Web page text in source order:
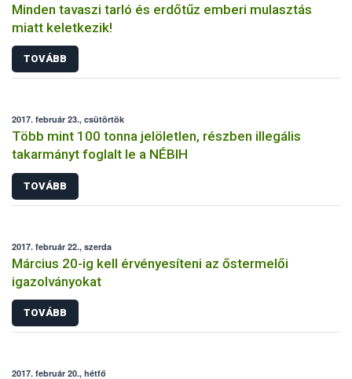
Minden tavaszi tarló és erdőtűz emberi mulasztás
miatt keletkezik!
TOVÁBB
2017. február 23., csütörtök
Több mint 100 tonna jelöletlen, részben illegális
takarmányt foglalt le a NÉBIH
TOVÁBB
2017. február 22., szerda
Március 20-ig kell érvényesíteni az őstermelői
igazolványokat
TOVÁBB
2017. február 20., hétfő